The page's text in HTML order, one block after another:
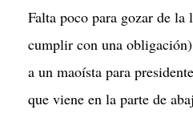
Falta poco para gozar de
cumplir con una
a un maoísta para
que viene en la parte de